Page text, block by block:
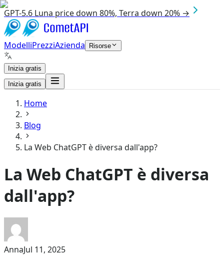
GPT-5.6 Luna price down 80%, Terra down 20% →
ModelliPrezziAzienda Risorse
Inizia gratis
Inizia gratis
Home
Blog
La Web ChatGPT è diversa dall'app?
La Web ChatGPT è diversa
dall'app?
AnnaJul 11, 2025